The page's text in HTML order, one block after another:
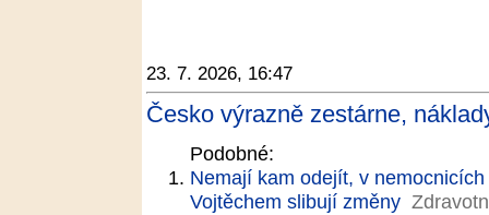
23. 7. 2026, 16:47
Česko výrazně zestárne,
Podobné:
Nemají kam odejít, v
Vojtěchem slibují změny